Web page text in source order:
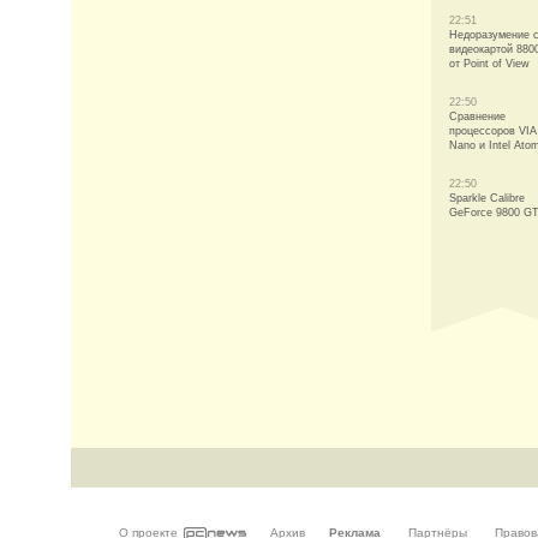
22:51
Недоразумение с
видеокартой
от Point of View
22:50
Сравнение
процессоров VIA
Nano и Intel Atom
22:50
Sparkle Calibre
GeForce 9800 GT
О проекте Архив Реклама Партнёры